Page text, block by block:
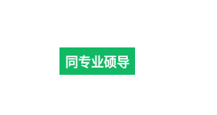
同专业硕导